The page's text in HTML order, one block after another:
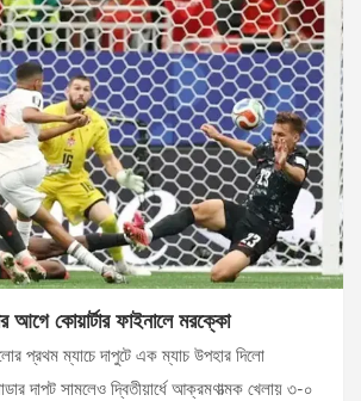
আগে কোয়ার্টার ফাইনালে মরক্কো
প্রথম ম্যাচে দাপুটে এক ম্যাচ উপহার দিলো
দাপট সামলেও দ্বিতীয়ার্ধে আক্রমণাত্মক খেলায় ৩-০